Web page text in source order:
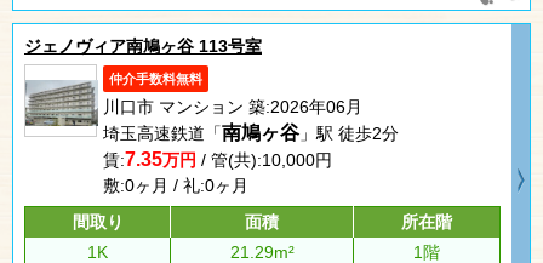
ジェノヴィア南鳩ヶ谷 113号室
仲介手数料無料
川口市 マンション 築:2026年06月
埼玉高速鉄道「南鳩ヶ谷 」駅 徒歩2分
賃:7.35万円 / 管(共):10,000円
敷:0ヶ月 / 礼:0ヶ月
間取り
面積
所在階
1K
21.29m² 1階